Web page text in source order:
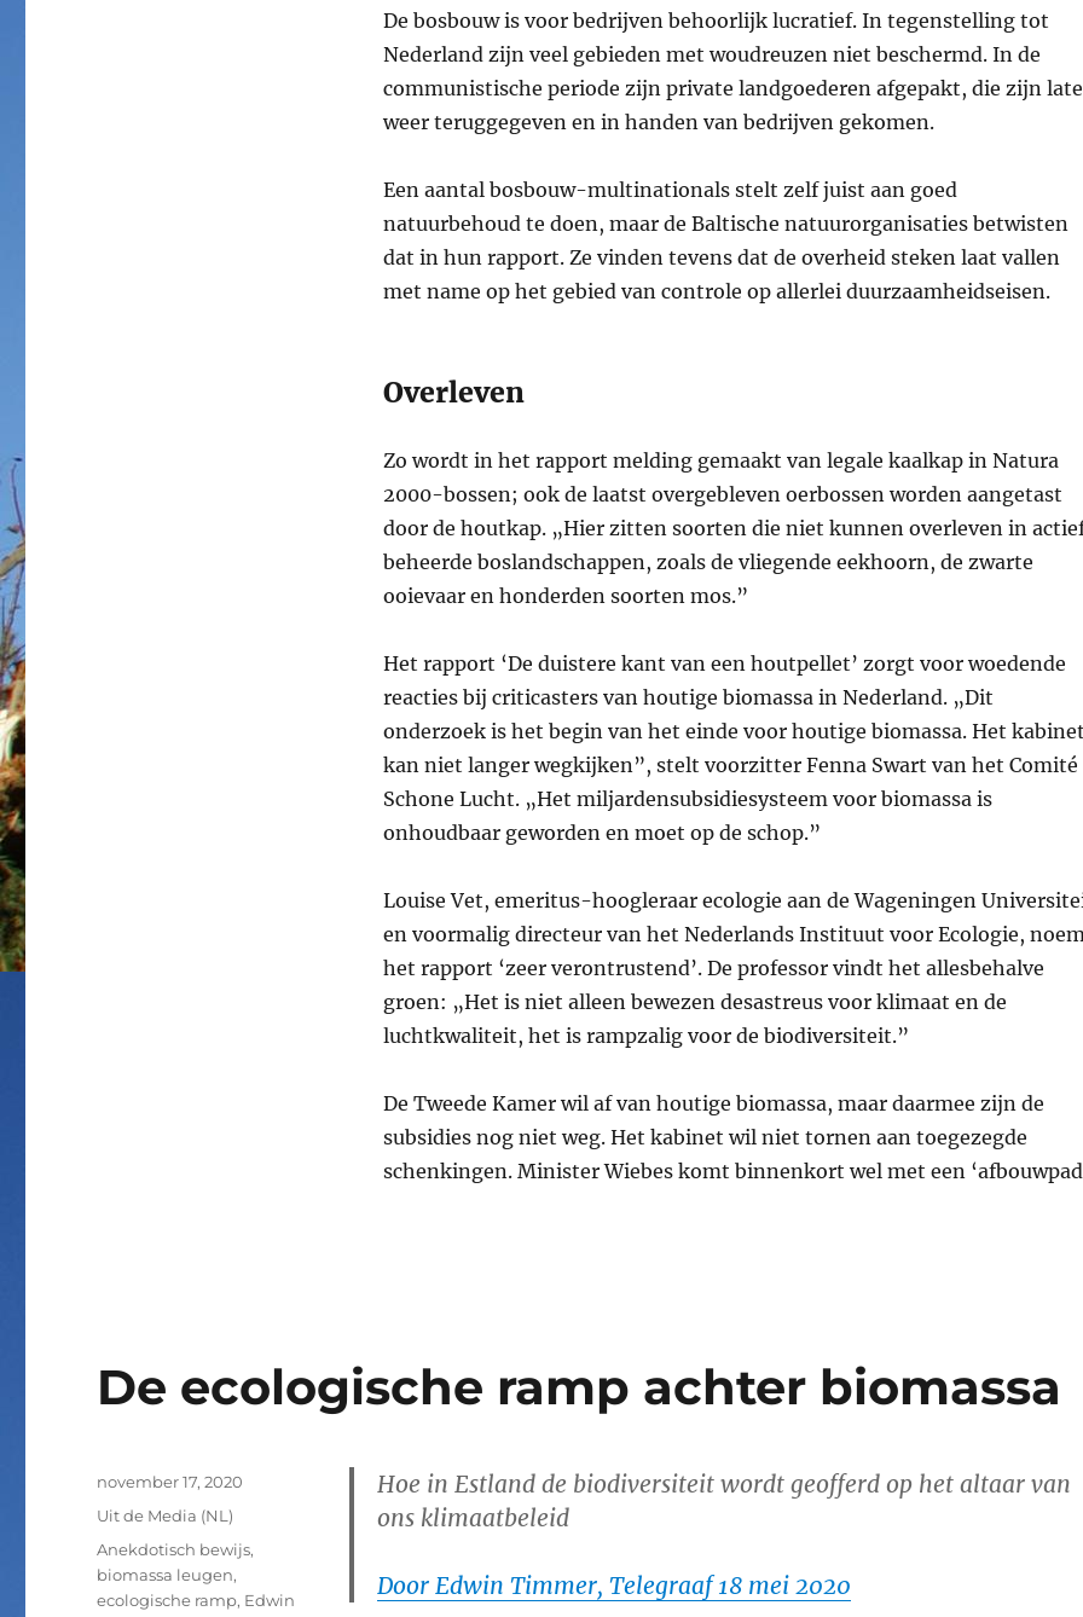
De bosbouw is voor bedrijven behoorlijk lucratief. In tegenstelling tot
Nederland zijn veel gebieden met woudreuzen niet beschermd. In de
communistische periode zijn private landgoederen afgepakt, die zijn
weer teruggegeven en in handen van bedrijven gekomen.
Een aantal bosbouw-multinationals stelt zelf juist aan goed
natuurbehoud te doen, maar de Baltische natuurorganisaties betwisten
dat in hun rapport. Ze vinden tevens dat de overheid steken laat vallen
met name op het gebied van controle op allerlei duurzaamheidseisen.
Overleven
Zo wordt in het rapport melding gemaakt van legale kaalkap in Natura
2000-bossen; ook de laatst overgebleven oerbossen worden aangetast
door de houtkap. „Hier zitten soorten die niet kunnen overleven in
beheerde boslandschappen, zoals de vliegende eekhoorn, de zwarte
ooievaar en honderden soorten mos.”
Het rapport ‘De duistere kant van een houtpellet’ zorgt voor woedende
reacties bij criticasters van houtige biomassa in Nederland. „Dit
onderzoek is het begin van het einde voor houtige biomassa. Het
kan niet langer wegkijken”, stelt voorzitter Fenna Swart van het Comité
Schone Lucht. „Het miljardensubsidiesysteem voor biomassa is
onhoudbaar geworden en moet op de schop.”
Louise Vet, emeritus-hoogleraar ecologie aan de Wageningen
en voormalig directeur van het Nederlands Instituut voor Ecologie,
het rapport ‘zeer verontrustend’. De professor vindt het allesbehalve
groen: „Het is niet alleen bewezen desastreus voor klimaat en de
luchtkwaliteit, het is rampzalig voor de biodiversiteit.”
De Tweede Kamer wil af van houtige biomassa, maar daarmee zijn de
subsidies nog niet weg. Het kabinet wil niet tornen aan toegezegde
schenkingen. Minister Wiebes komt binnenkort wel met een
De ecologische ramp achter biomassa
Hoe in Estland de biodiversiteit wordt geofferd op het altaar van
ons klimaatbeleid
Door Edwin Timmer, Telegraaf 18 mei 2020
Geplaatst
op
november 17, 2020
Categorieën
Uit de Media (NL)
Tags
Anekdotisch bewijs,
biomassa leugen,
ecologische ramp, Edwin